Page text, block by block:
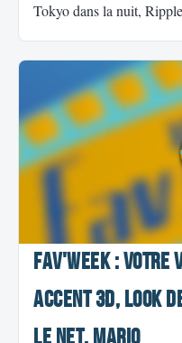
Tokyo dans la nuit,
Fav'Week : Votre
Accent 3D, Look